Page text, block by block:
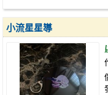
小流星星導